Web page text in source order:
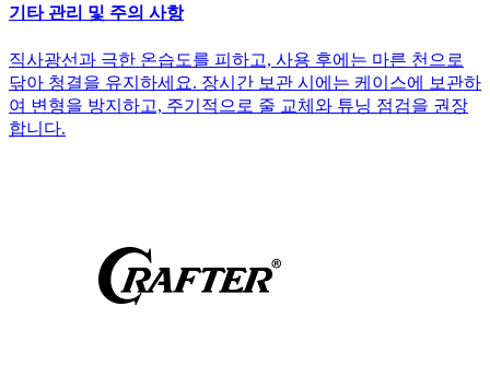
기타 관리 및 주의 사항
직사광선과 극한 온습도를 피하고, 사용 후에는 마른 천으로
닦아 청결을 유지하세요. 장시간 보관 시에는 케이스에 보관하
여 변형을 방지하고, 주기적으로 줄 교체와 튜닝 점검을 권장
합니다.